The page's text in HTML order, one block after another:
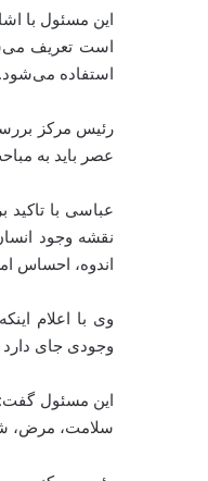
این مسئول با
است تعریف
استفاده می‌شود.
رئیس مرکز
عصر باید به
عباسی با
نقشه وجود
اندوه، احساس
وی با اعلام
وجودی جای
این مسئول
سلامت، مرض،